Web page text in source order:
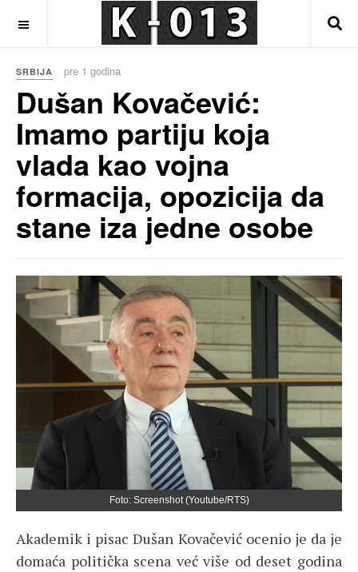
SRBIJA pre 1 godina
Dušan Kovačević:
Imamo partiju koja
vlada kao vojna
formacija, opozicija da
stane iza jedne osobe
Foto: Screenshot (Youtube/RTS)
Akademik i pisac Dušan Kovačević ocenio je da je
domaća politička scena već više od deset godina